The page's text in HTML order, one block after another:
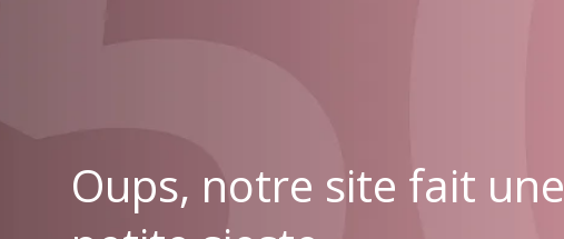
Oups, notre site fait une